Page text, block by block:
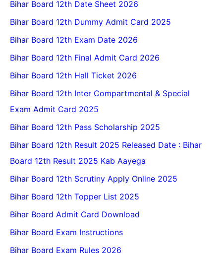
Bihar Board 12th Date Sheet 2026
Bihar Board 12th Dummy Admit Card 2025
Bihar Board 12th Exam Date 2026
Bihar Board 12th Final Admit Card 2026
Bihar Board 12th Hall Ticket 2026
Bihar Board 12th Inter Compartmental & Special
Exam Admit Card 2025
Bihar Board 12th Pass Scholarship 2025
Bihar Board 12th Result 2025 Released Date : Bihar
Board 12th Result 2025 Kab Aayega
Bihar Board 12th Scrutiny Apply Online 2025
Bihar Board 12th Topper List 2025
Bihar Board Admit Card Download
Bihar Board Exam Instructions
Bihar Board Exam Rules 2026